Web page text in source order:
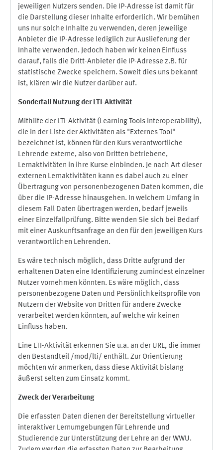
jeweiligen Nutzers senden. Die IP-Adresse ist damit für
die Darstellung dieser Inhalte erforderlich. Wir bemühen
uns nur solche Inhalte zu verwenden, deren jeweilige
Anbieter die IP-Adresse lediglich zur Auslieferung der
Inhalte verwenden. Jedoch haben wir keinen Einfluss
darauf, falls die Dritt-Anbieter die IP-Adresse z.B. für
statistische Zwecke speichern. Soweit dies uns bekannt
ist, klären wir die Nutzer darüber auf.
Sonderfall Nutzung der LTI-Aktivität
Mithilfe der LTI-Aktivität (Learning Tools Interoperability),
die in der Liste der Aktivitäten als "Externes Tool"
bezeichnet ist, können für den Kurs verantwortliche
Lehrende externe, also von Dritten betriebene,
Lernaktivitäten in ihre Kurse einbinden. Je nach Art dieser
externen Lernaktivitäten kann es dabei auch zu einer
Übertragung von personenbezogenen Daten kommen, die
über die IP-Adresse hinausgehen. In welchem Umfang in
diesem Fall Daten übertragen werden, bedarf jeweils
einer Einzelfallprüfung. Bitte wenden Sie sich bei Bedarf
mit einer Auskunftsanfrage an den für den jeweiligen Kurs
verantwortlichen Lehrenden.
Es wäre technisch möglich, dass Dritte aufgrund der
erhaltenen Daten eine Identifizierung zumindest einzelner
Nutzer vornehmen könnten. Es wäre möglich, dass
personenbezogene Daten und Persönlichkeitsprofile von
Nutzern der Website von Dritten für andere Zwecke
verarbeitet werden könnten, auf welche wir keinen
Einfluss haben.
Eine LTI-Aktivität erkennen Sie u.a. an der URL, die immer
den Bestandteil /mod/lti/ enthält. Zur Orientierung
möchten wir anmerken, dass diese Aktivität bislang
äußerst selten zum Einsatz kommt.
Zweck der Verarbeitung
Die erfassten Daten dienen der Bereitstellung virtueller
interaktiver Lernumgebungen für Lehrende und
Studierende zur Unterstützung der Lehre an der WWU.